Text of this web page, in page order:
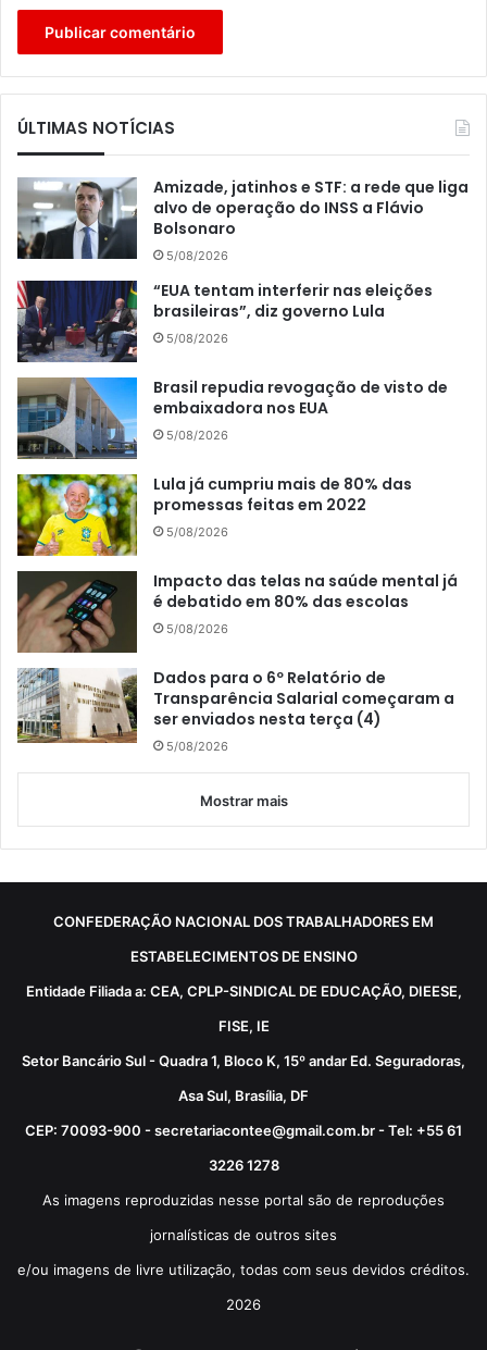
ÚLTIMAS NOTÍCIAS
Amizade, jatinhos e STF: a rede que liga
alvo de operação do INSS a Flávio
Bolsonaro
5/08/2026
“EUA tentam interferir nas eleições
brasileiras”, diz governo Lula
5/08/2026
Brasil repudia revogação de visto de
embaixadora nos EUA
5/08/2026
Lula já cumpriu mais de 80% das
promessas feitas em 2022
5/08/2026
Impacto das telas na saúde mental já
é debatido em 80% das escolas
5/08/2026
Dados para o 6º Relatório de
Transparência Salarial começaram a
ser enviados nesta terça (4)
5/08/2026
Mostrar mais
CONFEDERAÇÃO NACIONAL DOS TRABALHADORES EM
ESTABELECIMENTOS DE ENSINO
Entidade Filiada a: CEA, CPLP-SINDICAL DE EDUCAÇÃO, DIEESE,
FISE, IE
Setor Bancário Sul - Quadra 1, Bloco K, 15º andar Ed. Seguradoras,
Asa Sul, Brasília, DF
CEP: 70093-900 - secretariacontee@gmail.com.br - Tel: +55 61
3226 1278
As imagens reproduzidas nesse portal são de reproduções
jornalísticas de outros sites
e/ou imagens de livre utilização, todas com seus devidos créditos.
2026